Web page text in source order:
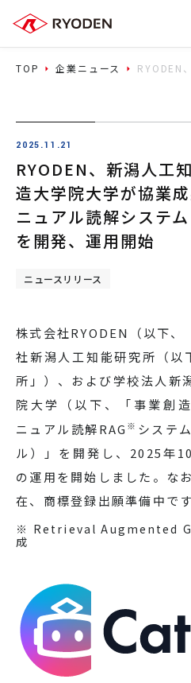
TOP 企業ニュース RYODEN
2025.11.21
RYODEN、新潟人工
造大学院大学が協業
ニュアル読解システ
を開発、運用開始
ニュースリリース
株式会社RYODEN（以下、
社新潟人工知能研究所（以
所」）、および学校法人新
院大学（以下、「事業創
ニュアル読解RAG ※ システ
ル）」を開発し、2025年
の運用を開始しました。
在、商標登録出願準備中です
※ Retrieval Augmented
成